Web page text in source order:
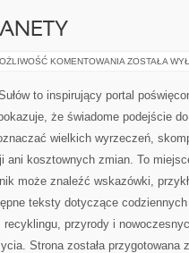
KOMENTOWANIA ZOSTAŁA
to inspirujący portal
że świadome podejście
wielkich wyrzeczeń,
ani kosztownych zmian. To
może znaleźć wskazówki,
teksty dotyczące codziennych
przyrody i
Strona została przygotowana